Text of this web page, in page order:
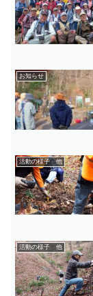
お知らせ
活動の様子 他
活動の様子 他